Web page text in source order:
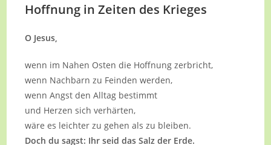
Hoffnung in Zeiten des Krieges
O Jesus,
wenn im Nahen Osten die Hoffnung zerbricht,
wenn Nachbarn zu Feinden werden,
wenn Angst den Alltag bestimmt
und Herzen sich verhärten,
wäre es leichter zu gehen als zu bleiben.
Doch du sagst: Ihr seid das Salz der Erde.